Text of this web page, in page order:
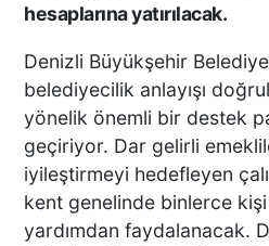
hesaplarına yatırılacak.
Denizli Büyükşehir
belediyecilik anlayışı
yönelik önemli bir destek
geçiriyor. Dar gelirli
iyileştirmeyi hedefleyen
kent genelinde binlerce
yardımdan faydalanacak.